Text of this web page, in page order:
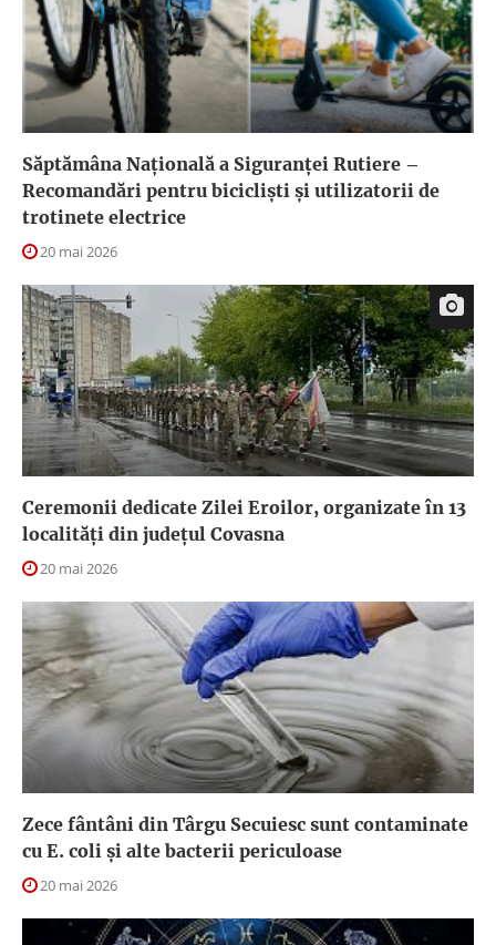
Săptămâna Națională a Siguranței Rutiere –
Recomandări pentru bicicliști și utilizatorii de
trotinete electrice
20 mai 2026
Ceremonii dedicate Zilei Eroilor, organizate în 13
localități din județul Covasna
20 mai 2026
Zece fântâni din Târgu Secuiesc sunt contaminate
cu E. coli și alte bacterii periculoase
20 mai 2026